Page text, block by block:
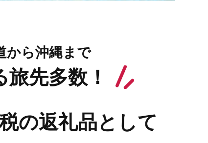
から沖縄まで
旅先多数！
の返礼品として